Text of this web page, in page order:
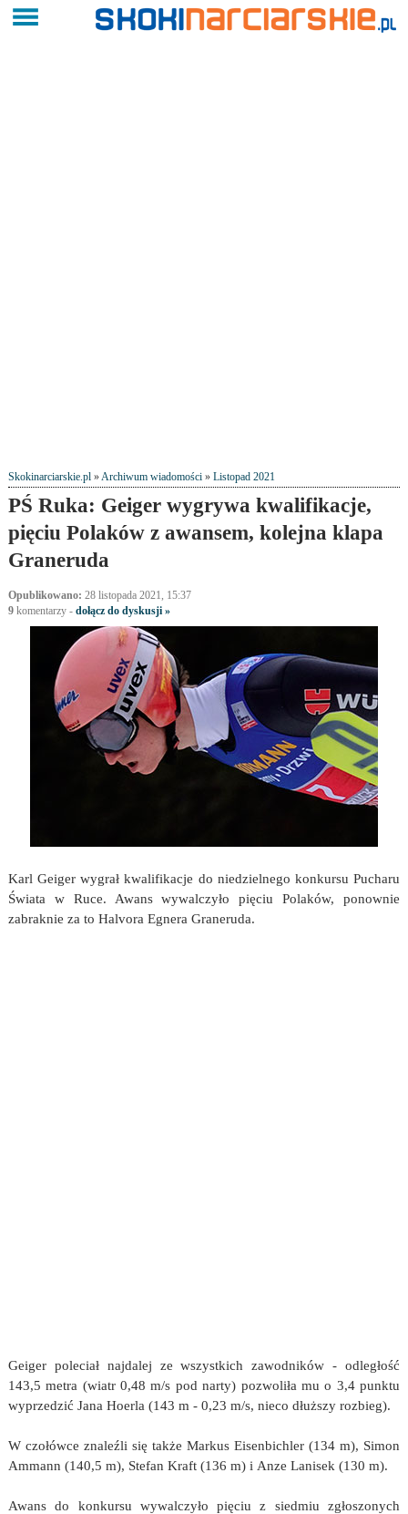
Skokinarciarskie.pl»Archiwum wiadomości» Listopad 2021
PŚ Ruka: Geiger wygrywa kwalifikacje,
pięciu Polaków z awansem, kolejna klapa
Graneruda
Opublikowano: 28 listopada 2021, 15:37
9komentarzy- dołącz do dyskusji »
Karl Geiger wygrał kwalifikacje do niedzielnego konkursu Pucharu
Świata w Ruce. Awans wywalczyło pięciu Polaków, ponownie
zabraknie za to Halvora Egnera Graneruda.
Geiger poleciał najdalej ze wszystkich zawodników - odległość
143,5 metra (wiatr 0,48 m/s pod narty) pozwoliła mu o 3,4 punktu
wyprzedzić Jana Hoerla (143 m - 0,23 m/s, nieco dłuższy rozbieg).
W czołówce znaleźli się także Markus Eisenbichler (134 m), Simon
Ammann (140,5 m), Stefan Kraft (136 m) i Anze Lanisek (130 m).
Awans do konkursu wywalczyło pięciu z siedmiu zgłoszonych